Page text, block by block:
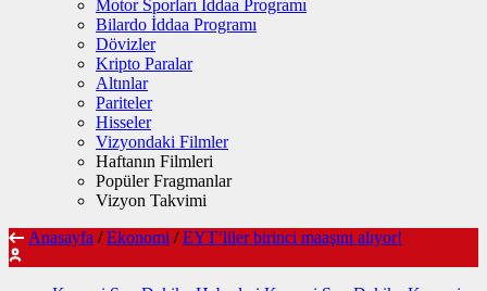
Motor Sporları İddaa Programı
Bilardo İddaa Programı
Dövizler
Kripto Paralar
Altınlar
Pariteler
Hisseler
Vizyondaki Filmler
Haftanın Filmleri
Popüler Fragmanlar
Vizyon Takvimi
Anasayfa / Ekonomi / EYT’liler birinci maaşını alıyor!